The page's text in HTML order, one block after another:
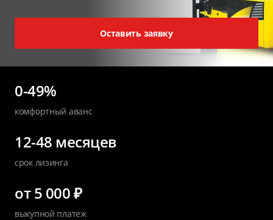
Оставить заявку
0-49%
комфортный аванс
12-48 месяцев
срок лизинга
от 5 000 ₽
выкупной платеж